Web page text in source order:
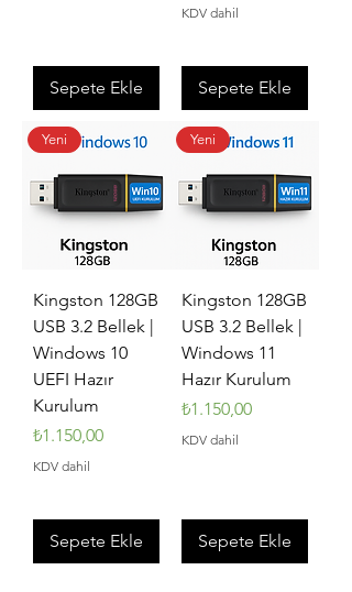
Sepete Ekle
KDV dahil
Sepete Ekle
Yeni
Kingston 128GB
USB 3.2 Bellek |
Windows 10
UEFI Hazır
Kurulum
Fiyat
₺1.150,00
KDV dahil
Sepete Ekle
Yeni
Kingston 128GB
USB 3.2 Bellek |
Windows 11
Hazır Kurulum
Fiyat
₺1.150,00
KDV dahil
Sepete Ekle